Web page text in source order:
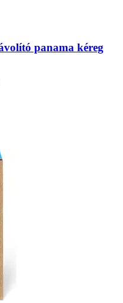
panama kéreg